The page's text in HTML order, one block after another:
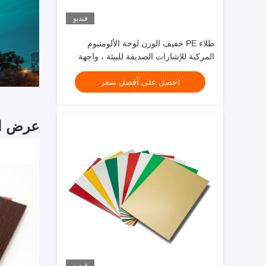
فيديو
طلاء PE خفيف الوزن لوحة الألومنيوم
المركبة للإشارات الصديقة للبيئة ، واجهة
المتجر ، تزيين الداخلية
احصل على أفضل سعر
عرض